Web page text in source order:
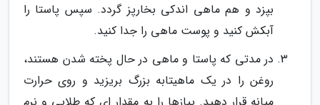
بپزد و هم ماهی اندکی بخارپز گردد. سپس پاستا را
آبکش کنید و پوست ماهی را جدا کنید.
در مدتی که پاستا و ماهی در حال پخته شدن هستند،
روغن را در یک ماهیتابه بزرگ بریزید و روی حرارت